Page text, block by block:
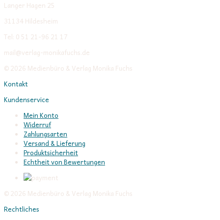
Langer Hagen 25
31134 Hildesheim
Tel: 0 51 21-96 21 17
mail@verlag-monikafuchs.de
© 2026 Medienbüro & Verlag Monika Fuchs
Kontakt
Kundenservice
Mein Konto
Widerruf
Zahlungsarten
Versand & Lieferung
Produktsicherheit
Echtheit von Bewertungen
© 2026 Medienbüro & Verlag Monika Fuchs
Rechtliches